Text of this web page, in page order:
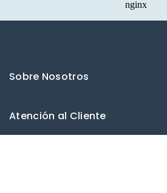
Sobre Nosotros
Atención al Cliente